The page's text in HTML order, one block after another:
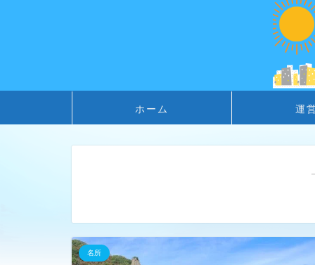
ホーム 運
名所